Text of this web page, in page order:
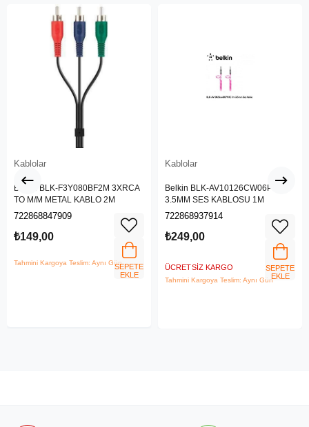
Kablolar
Belkin BLK-F3Y080BF2M 3XRCA
TO M/M METAL KABLO 2M
722868847909
₺149,00
Tahmini Kargoya Teslim: Aynı GünSEPETE
EKLE
Kablolar
Belkin BLK-AV10126CW06PNKS
3.5MM SES KABLOSU 1M
722868937914
₺249,00
ÜCRETSIZ KARGO
Tahmini Kargoya Teslim: Aynı Gün
SEPETE
EKLE